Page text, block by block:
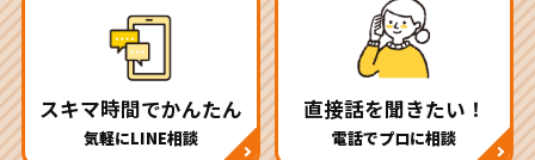
スキマ時間でかんたん
気軽にLINE相談
直接話を聞きたい！
電話でプロに相談